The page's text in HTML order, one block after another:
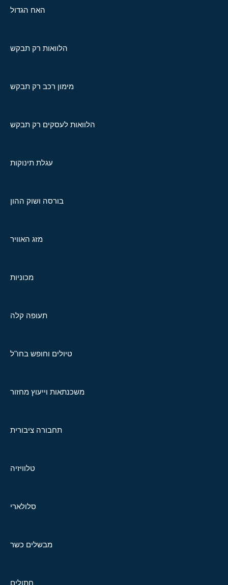
האח הגדול
הלוואות רק תבקש
מימון רכב רק תבקש
הלוואות לעסקים רק תבקש
עגלת תינוקות
בורסה ושוק ההון
מזג האוויר
מכוניות
תעופה קלה
טיולים וחופש בחו"ל
משכנתאות וייעוץ מחזור
תחבורה ציבורית
טלוויזיה
סלולארי
מבשלים כשר
חתולים